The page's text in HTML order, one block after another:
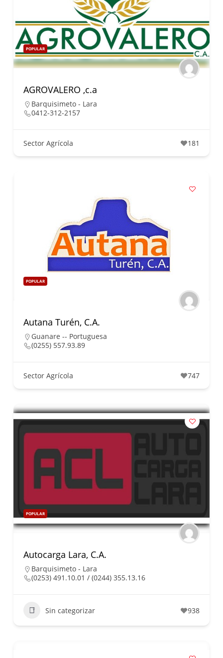
POPULAR
AGROVALERO ,c.a
Barquisimeto - Lara
0412-312-2157
Sector Agrícola 181
POPULAR
Autana Turén, C.A.
Guanare -- Portuguesa
(0255) 557.93.89
Sector Agrícola 747
POPULAR
Autocarga Lara, C.A.
Barquisimeto - Lara
(0253) 491.10.01 / (0244) 355.13.16
Sin categorizar 938